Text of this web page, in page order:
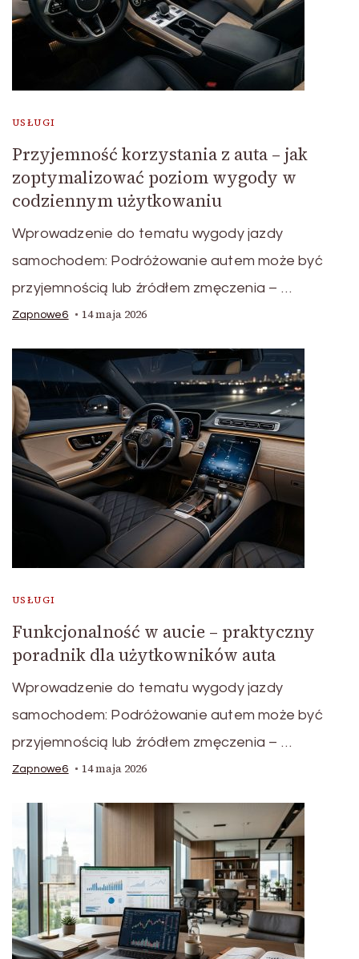
USŁUGI
Przyjemność korzystania z auta – jak
zoptymalizować poziom wygody w
codziennym użytkowaniu
Wprowadzenie do tematu wygody jazdy
samochodem: Podróżowanie autem może być
przyjemnością lub źródłem zmęczenia – …
Zapnowe6 14 maja 2026
USŁUGI
Funkcjonalność w aucie – praktyczny
poradnik dla użytkowników auta
Wprowadzenie do tematu wygody jazdy
samochodem: Podróżowanie autem może być
przyjemnością lub źródłem zmęczenia – …
Zapnowe6 14 maja 2026